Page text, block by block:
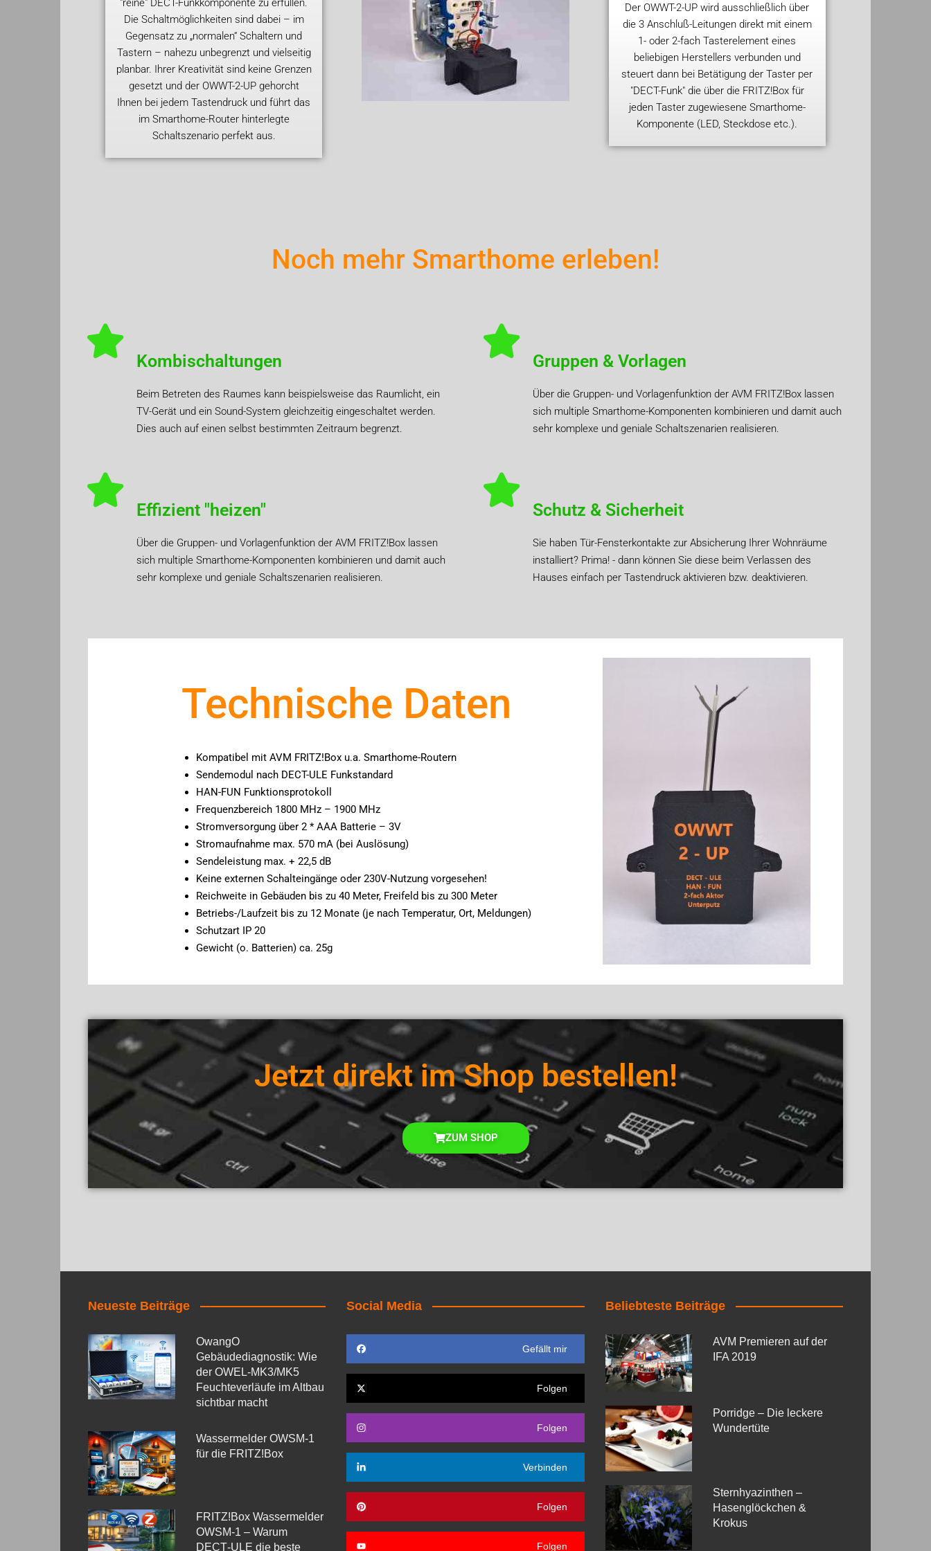
Die Schaltmöglichkeiten sind dabei – im
Gegensatz zu „normalen“ Schaltern und
Tastern – nahezu unbegrenzt und vielseitig
planbar. Ihrer Kreativität sind keine Grenzen
gesetzt und der OWWT-2-UP gehorcht
Ihnen bei jedem Tastendruck und führt das
im Smarthome-Router hinterlegte
Schaltszenario perfekt aus.
Der OWWT-2-UP wird ausschließlich über
die 3 Anschluß-Leitungen direkt mit einem
1- oder 2-fach Tasterelement eines
beliebigen Herstellers verbunden und
steuert dann bei Betätigung der Taster per
"DECT-Funk" die über die FRITZ!Box für
jeden Taster zugewiesene Smarthome-
Komponente (LED, Steckdose etc.).
Noch mehr Smarthome erleben!
Kombischaltungen
Beim Betreten des Raumes kann beispielsweise das Raumlicht, ein
TV-Gerät und ein Sound-System gleichzeitig eingeschaltet werden.
Dies auch auf einen selbst bestimmten Zeitraum begrenzt.
Gruppen & Vorlagen
Über die Gruppen- und Vorlagenfunktion der AVM FRITZ!Box lassen
sich multiple Smarthome-Komponenten kombinieren und damit auch
sehr komplexe und geniale Schaltszenarien realisieren.
Effizient "heizen"
Über die Gruppen- und Vorlagenfunktion der AVM FRITZ!Box lassen
sich multiple Smarthome-Komponenten kombinieren und damit auch
sehr komplexe und geniale Schaltszenarien realisieren.
Schutz & Sicherheit
Sie haben Tür-Fensterkontakte zur Absicherung Ihrer Wohnräume
installiert? Prima! - dann können Sie diese beim Verlassen des
Hauses einfach per Tastendruck aktivieren bzw. deaktivieren.
Technische Daten
Kompatibel mit AVM FRITZ!Box u.a. Smarthome-Routern
Sendemodul nach DECT-ULE Funkstandard
HAN-FUN Funktionsprotokoll
Frequenzbereich 1800 MHz – 1900 MHz
Stromversorgung über 2 * AAA Batterie – 3V
Stromaufnahme max. 570 mA (bei Auslösung)
Sendeleistung max. + 22,5 dB
Keine externen Schalteingänge oder 230V-Nutzung vorgesehen!
Reichweite in Gebäuden bis zu 40 Meter, Freifeld bis zu 300 Meter
Betriebs-/Laufzeit bis zu 12 Monate (je nach Temperatur, Ort, Meldungen)
Schutzart IP 20
Gewicht (o. Batterien) ca. 25g
Jetzt direkt im Shop bestellen!
ZUM SHOP
Neueste Beiträge
OwangO
Gebäudediagnostik: Wie
der OWEL‑MK3/MK5
Feuchteverläufe im Altbau
sichtbar macht
Wassermelder OWSM‑1
für die FRITZ!Box
FRITZ!Box Wassermelder
OWSM-1 – Warum
DECT‑ULE die beste
Social Media
Gefällt mir
Folgen
Folgen
Verbinden
Folgen
Folgen
Beliebteste Beiträge
AVM Premieren auf der
IFA 2019
Porridge – Die leckere
Wundertüte
Sternhyazinthen –
Hasenglöckchen &
Krokus